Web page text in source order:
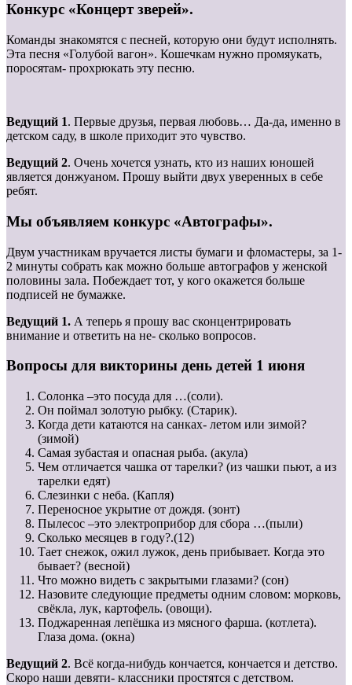
Конкурс «Концерт зверей».
Команды знакомятся с песней, которую они будут исполнять.
Эта песня «Голубой вагон». Кошечкам нужно промяукать,
поросятам- прохрюкать эту песню.
Ведущий 1. Первые друзья, первая любовь… Да-да, именно в
детском саду, в школе приходит это чувство.
Ведущий 2. Очень хочется узнать, кто из наших юношей
является донжуаном. Прошу выйти двух уверенных в себе
ребят.
Мы объявляем конкурс «Автографы».
Двум участникам вручается листы бумаги и фломастеры, за 1-
2 минуты собрать как можно больше автографов у женской
половины зала. Побеждает тот, у кого окажется больше
подписей не бумажке.
Ведущий 1. А теперь я прошу вас сконцентрировать
внимание и ответить на не- сколько вопросов.
Вопросы для викторины день детей 1 июня
Солонка –это посуда для …(соли).
Он поймал золотую рыбку. (Старик).
Когда дети катаются на санках- летом или зимой?
(зимой)
Самая зубастая и опасная рыба. (акула)
Чем отличается чашка от тарелки? (из чашки пьют, а из
тарелки едят)
Слезинки с неба. (Капля)
Переносное укрытие от дождя. (зонт)
Пылесос –это электроприбор для сбора …(пыли)
Сколько месяцев в году?.(12)
Тает снежок, ожил лужок, день прибывает. Когда это
бывает? (весной)
Что можно видеть с закрытыми глазами? (сон)
Назовите следующие предметы одним словом: морковь,
свёкла, лук, картофель. (овощи).
Поджаренная лепёшка из мясного фарша. (котлета).
Глаза дома. (окна)
Ведущий 2. Всё когда-нибудь кончается, кончается и детство.
Скоро наши девяти- классники простятся с детством.